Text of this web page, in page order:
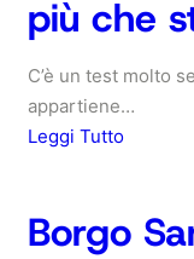
essere
strada
vale
più
nel
più che
C’è un test molto
appartiene…
Leggi Tutto
Poggi
Sant’Anna:
Borgo